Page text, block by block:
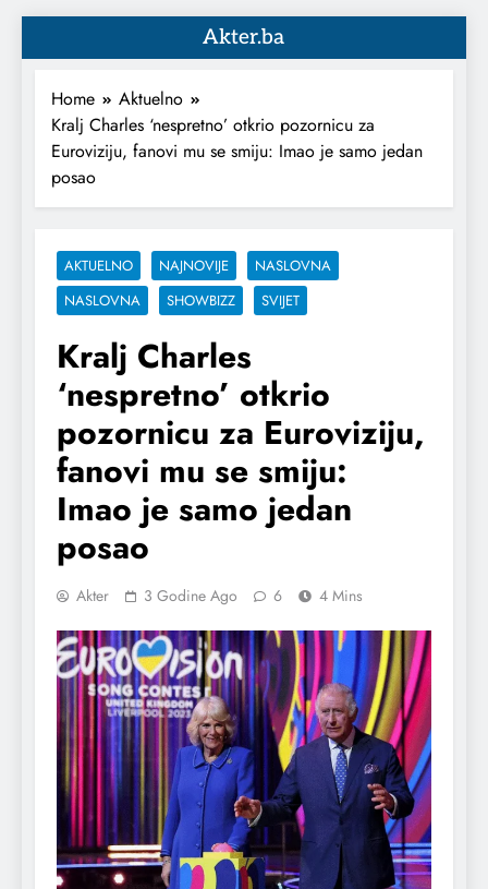
Akter.ba
Home
Aktuelno
Kralj Charles ‘nespretno’ otkrio pozornicu za
Euroviziju, fanovi mu se smiju: Imao je samo jedan
posao
AKTUELNO NAJNOVIJE
NASLOVNA
NASLOVNA
SHOWBIZZ SVIJET
Kralj Charles
‘nespretno’ otkrio
pozornicu za Euroviziju,
fanovi mu se smiju:
Imao je samo jedan
posao
Akter 3 Godine Ago 6 4 Mins